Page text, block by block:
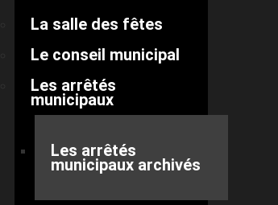
La salle des fêtes
Le conseil municipal
Les arrêtés
municipaux
Les arrêtés
municipaux archivés